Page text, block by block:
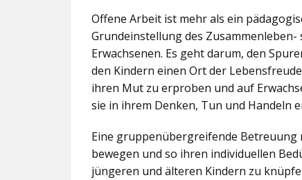
Offene Arbeit ist mehr als ein
Grundeinstellung des
Erwachsenen. Es geht darum, den
den Kindern einen Ort der
ihren Mut zu erproben und auf
sie in ihrem Denken, Tun und Handeln
Eine gruppenübergreifende Betreuung
bewegen und so ihren individuellen
jüngeren und älteren Kindern zu